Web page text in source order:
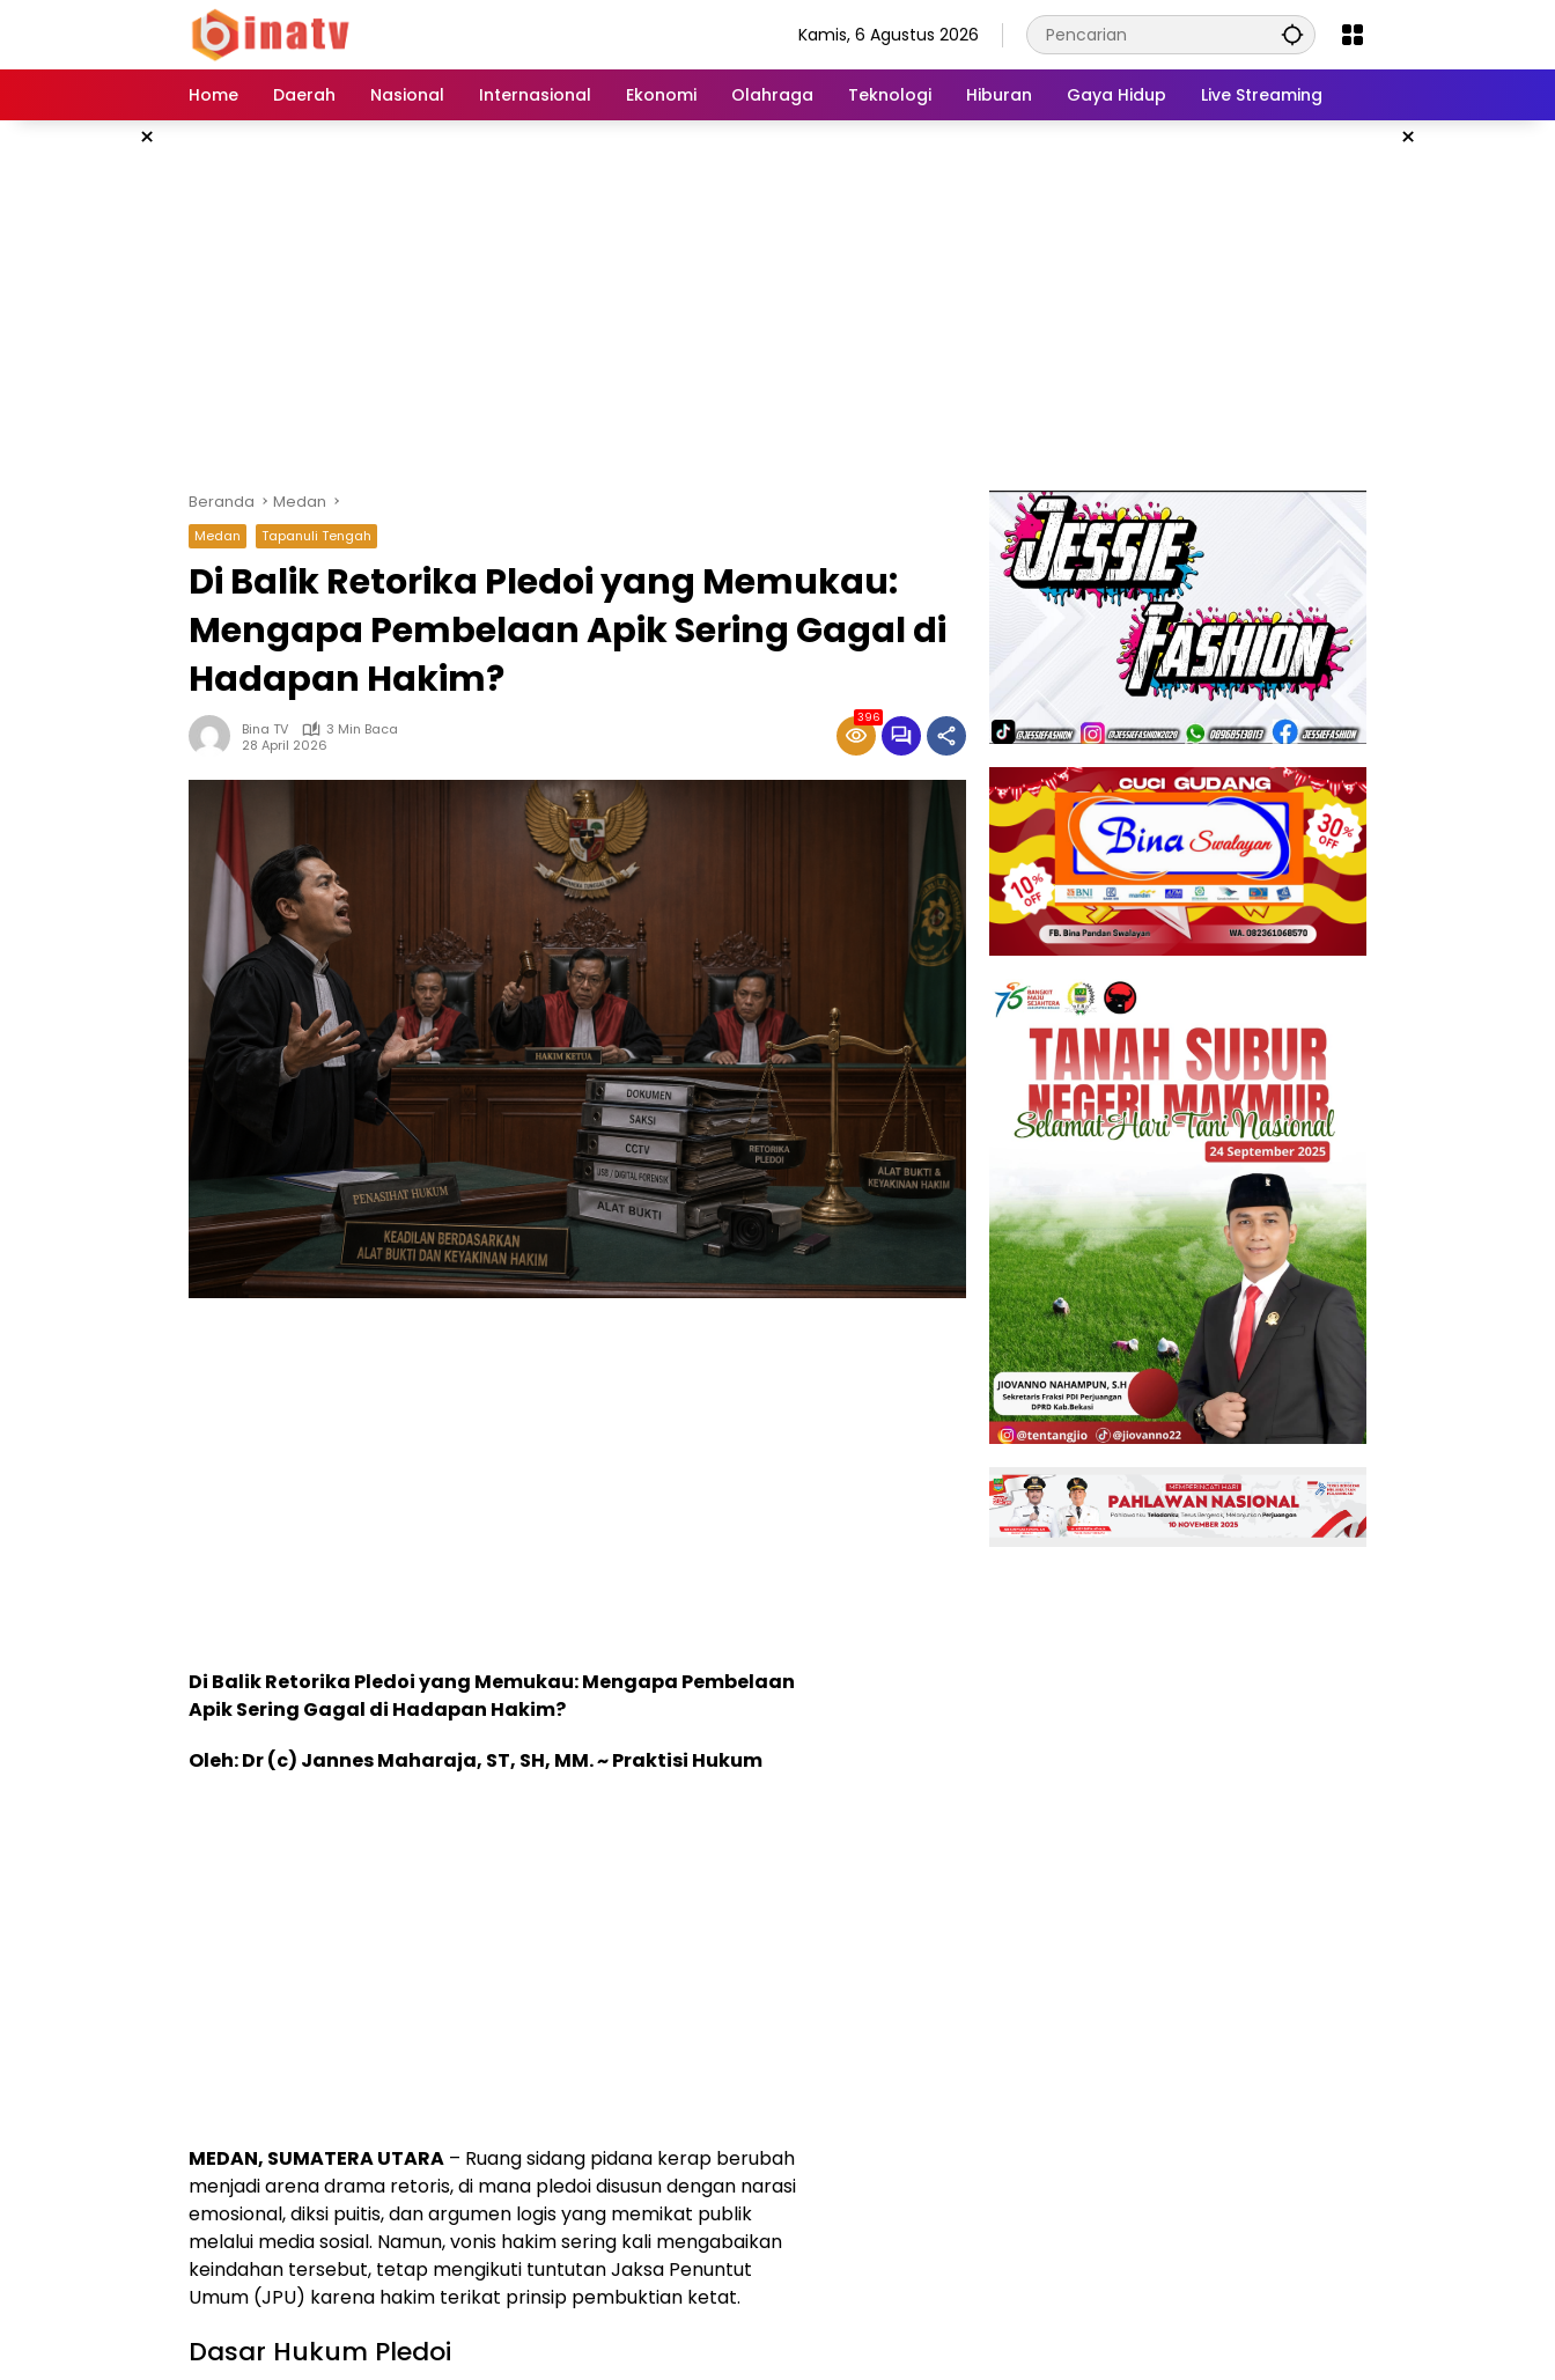
Kamis, 6 Agustus 2026
Home Daerah Nasional Internasional Ekonomi Olahraga Teknologi Hiburan Gaya Hidup Live Streaming
× ×
Beranda Medan
Medan Tapanuli Tengah
Di Balik Retorika Pledoi yang Memukau:
Mengapa Pembelaan Apik Sering Gagal di
Hadapan Hakim?
Bina TV
3 Min Baca
28 April 2026
396
Di Balik Retorika Pledoi yang Memukau: Mengapa Pembelaan
Apik Sering Gagal di Hadapan Hakim?
Oleh: Dr (c) Jannes Maharaja, ST, SH, MM. ~ Praktisi Hukum
MEDAN, SUMATERA UTARA – Ruang sidang pidana kerap berubah
menjadi arena drama retoris, di mana pledoi disusun dengan narasi
emosional, diksi puitis, dan argumen logis yang memikat publik
melalui media sosial. Namun, vonis hakim sering kali mengabaikan
keindahan tersebut, tetap mengikuti tuntutan Jaksa Penuntut
Umum (JPU) karena hakim terikat prinsip pembuktian ketat.
Dasar Hukum Pledoi